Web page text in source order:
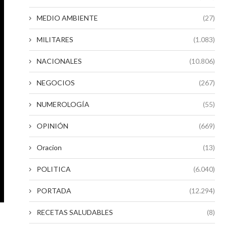
MEDIO AMBIENTE (27)
MILITARES (1.083)
NACIONALES (10.806)
NEGOCIOS (267)
NUMEROLOGÍA (55)
OPINIÓN (669)
Oracion (13)
POLITICA (6.040)
PORTADA (12.294)
RECETAS SALUDABLES (8)